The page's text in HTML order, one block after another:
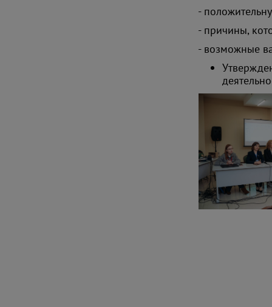
-
- причины,
- возможные